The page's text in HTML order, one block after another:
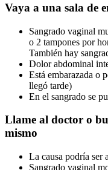
Vaya a una sala de
Sangrado vaginal
o 2 tampones por
También hay
Dolor abdominal
Está embarazada o
llegó tarde)
En el sangrado se
Llame al doctor o
mismo
La causa podría ser
Sangrado vaginal